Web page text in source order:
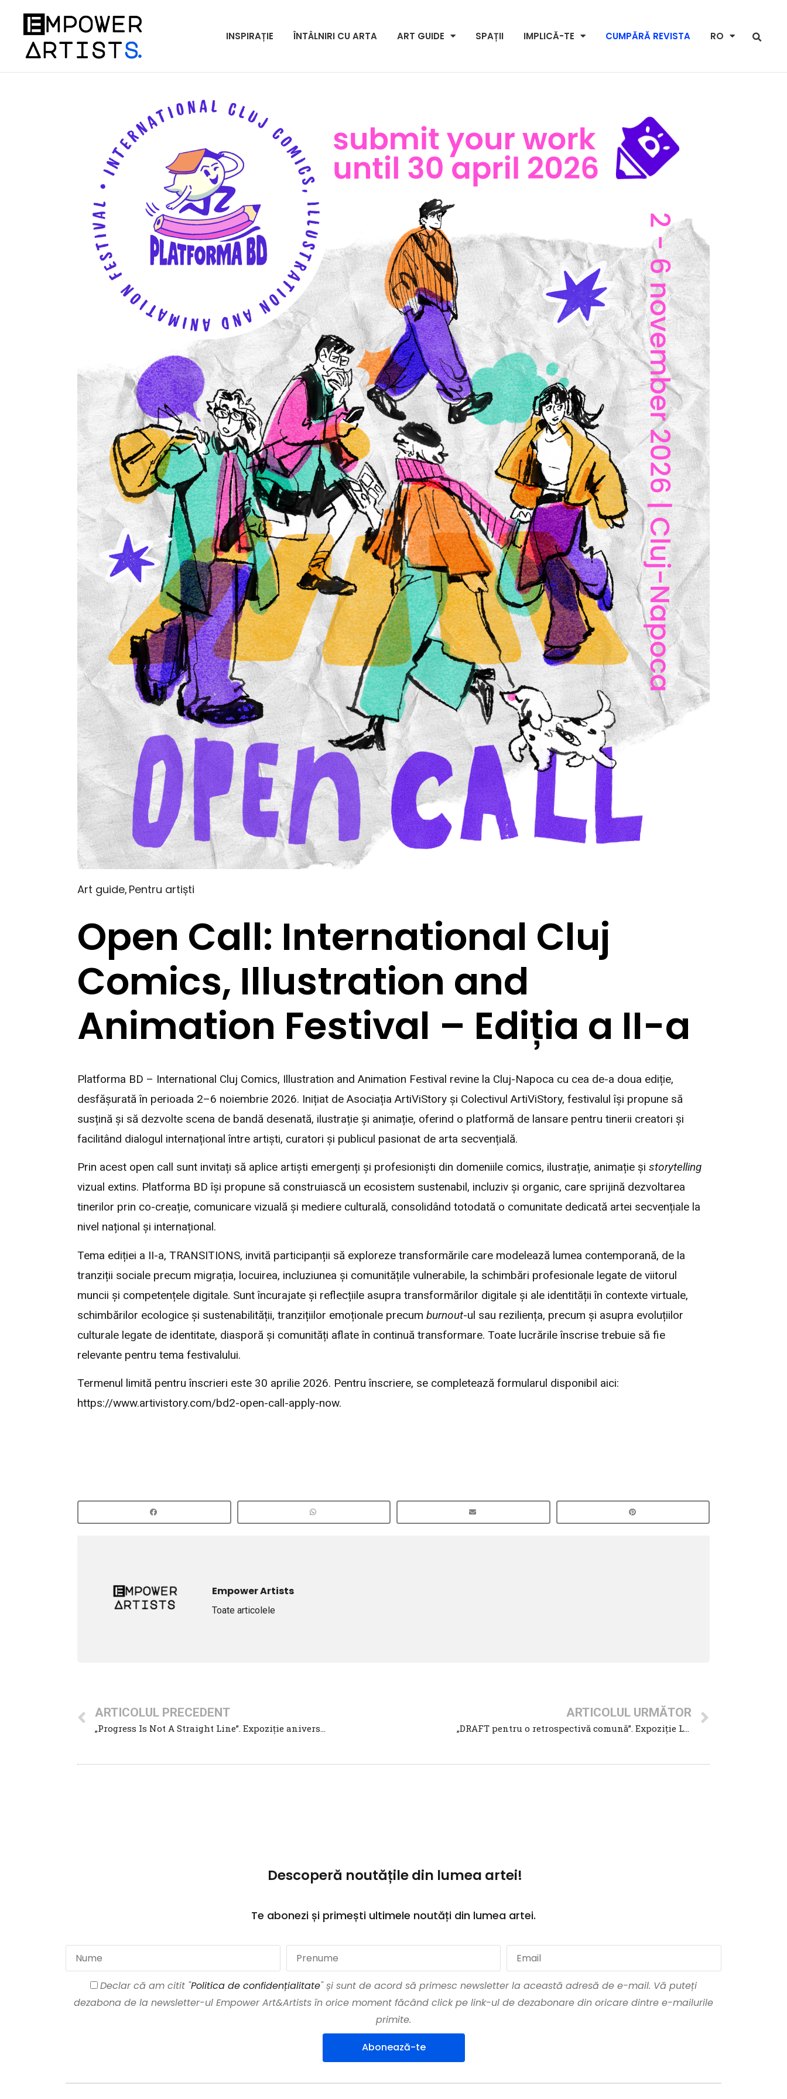
INSPIRAȚIE ÎNTÂLNIRI CU ARTA ART GUIDE SPAȚII IMPLICĂ-TE CUMPĂRĂ REVISTA RO
Art guide, Pentru artiști
Open Call: International Cluj
Comics, Illustration and
Animation Festival – Ediția a II-a
Platforma BD – International Cluj Comics, Illustration and Animation Festival revine la Cluj-Napoca cu cea de-a doua ediție,
desfășurată în perioada 2–6 noiembrie 2026. Inițiat de Asociația ArtiViStory și Colectivul ArtiViStory, festivalul își propune să
susțină și să dezvolte scena de bandă desenată, ilustrație și animație, oferind o platformă de lansare pentru tinerii creatori și
facilitând dialogul internațional între artiști, curatori și publicul pasionat de arta secvențială.
Prin acest open call sunt invitați să aplice artiști emergenți și profesioniști din domeniile comics, ilustrație, animație și storytelling
vizual extins. Platforma BD își propune să construiască un ecosistem sustenabil, incluziv și organic, care sprijină dezvoltarea
tinerilor prin co-creație, comunicare vizuală și mediere culturală, consolidând totodată o comunitate dedicată artei secvențiale la
nivel național și internațional.
Tema ediției a II-a, TRANSITIONS, invită participanții să exploreze transformările care modelează lumea contemporană, de la
tranziții sociale precum migrația, locuirea, incluziunea și comunitățile vulnerabile, la schimbări profesionale legate de viitorul
muncii și competențele digitale. Sunt încurajate și reflecțiile asupra transformărilor digitale și ale identității în contexte virtuale,
schimbărilor ecologice și sustenabilității, tranzițiilor emoționale precum burnout-ul sau reziliența, precum și asupra evoluțiilor
culturale legate de identitate, diasporă și comunități aflate în continuă transformare. Toate lucrările înscrise trebuie să fie
relevante pentru tema festivalului.
Termenul limită pentru înscrieri este 30 aprilie 2026. Pentru înscriere, se completează formularul disponibil aici:
https://www.artivistory.com/bd2-open-call-apply-now.
Empower Artists
Toate articolele
ARTICOLUL PRECEDENT
„Progress Is Not A Straight Line”. Expoziție aniversară la Galeria IOMO
ARTICOLUL URMĂTOR
„DRAFT pentru o retrospectivă comună”. Expoziție Lia Perjovschi și Dan Perjovschi la ARCUB
Descoperă noutățile din lumea artei!
Te abonezi și primești ultimele noutăți din lumea artei.
Declar că am citit "Politica de confidențialitate" și sunt de acord să primesc newsletter la această adresă de e-mail. Vă puteți
dezabona de la newsletter-ul Empower Art&Artists în orice moment făcând click pe link-ul de dezabonare din oricare dintre e-mailurile
primite.
Abonează-te